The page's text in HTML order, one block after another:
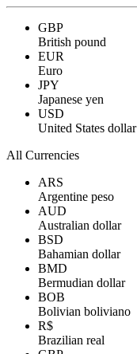
GBP
British pound
EUR
Euro
JPY
Japanese yen
USD
United States dollar
All Currencies
ARS
Argentine peso
AUD
Australian dollar
BSD
Bahamian dollar
BMD
Bermudian dollar
BOB
Bolivian boliviano
R$
Brazilian real